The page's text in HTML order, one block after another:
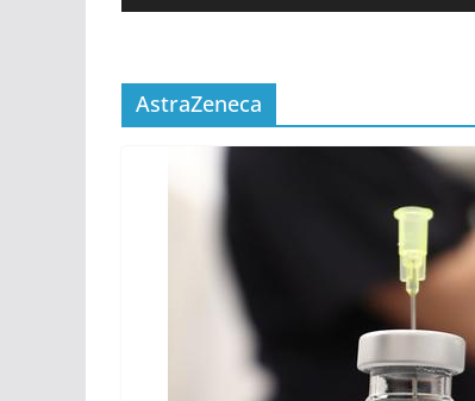
AstraZeneca